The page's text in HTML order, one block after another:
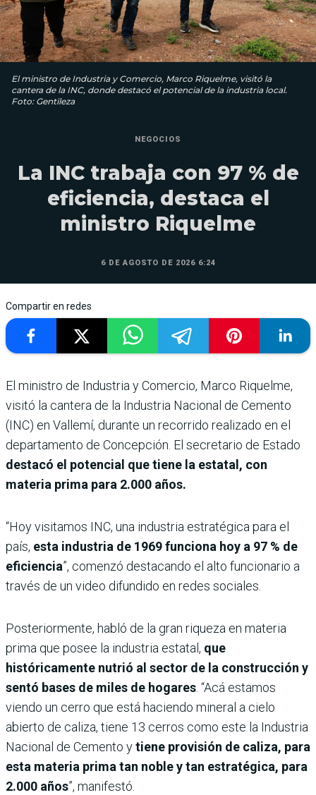
El ministro de Industria y Comercio, Marco Riquelme, visitó la
cantera de la INC, donde destacó el potencial de la industria local.
Foto: Gentileza
NEGOCIOS
La INC trabaja con 97 % de
eficiencia, destaca el
ministro Riquelme
6 DE AGOSTO DE 2026 6:24
Compartir en redes
El ministro de Industria y Comercio, Marco Riquelme,
visitó la cantera de la Industria Nacional de Cemento
(INC) en Vallemí, durante un recorrido realizado en el
departamento de Concepción. El secretario de Estado
destacó el potencial que tiene la estatal, con
materia prima para 2.000 años.
“Hoy visitamos INC, una industria estratégica para el
país, esta industria de 1969 funciona hoy a 97 % de
eficiencia”, comenzó destacando el alto funcionario a
través de un video difundido en redes sociales.
Posteriormente, habló de la gran riqueza en materia
prima que posee la industria estatal, que
históricamente nutrió al sector de la construcción y
sentó bases de miles de hogares. “Acá estamos
viendo un cerro que está haciendo mineral a cielo
abierto de caliza, tiene 13 cerros como este la Industria
Nacional de Cemento ytiene provisión de caliza, para
esta materia prima tan noble y tan estratégica, para
2.000 años”, manifestó.